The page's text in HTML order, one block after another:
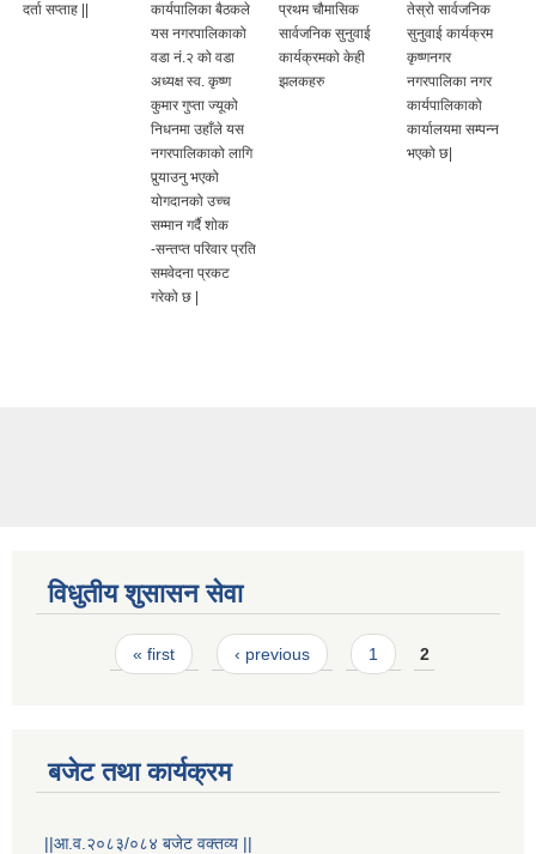
दर्ता सप्ताह ||
कार्यपालिका बैठकले
यस नगरपालिकाको
वडा नं.२ को वडा
अध्यक्ष स्व. कृष्ण
कुमार गुप्ता ज्यूको
निधनमा उहाँले यस
नगरपालिकाको लागि
पुर्‍याउनु भएको
योगदानको उच्च
सम्मान गर्दै शोक
-सन्तप्त परिवार प्रति
समवेदना प्रकट
गरेको छ |
प्रथम चौमासिक
सार्वजनिक सुनुवाई
कार्यक्रमको केही
झलकहरु
तेस्रो सार्वजनिक
सुनुवाई कार्यक्रम
कृष्णनगर
नगरपालिका नगर
कार्यपालिकाको
कार्यालयमा सम्पन्न
भएको छ|
विधुतीय शुसासन सेवा
Pages« first ‹ previous 1 2
बजेट तथा कार्यक्रम
||आ.व.२०८३/०८४ बजेट वक्तव्य ||